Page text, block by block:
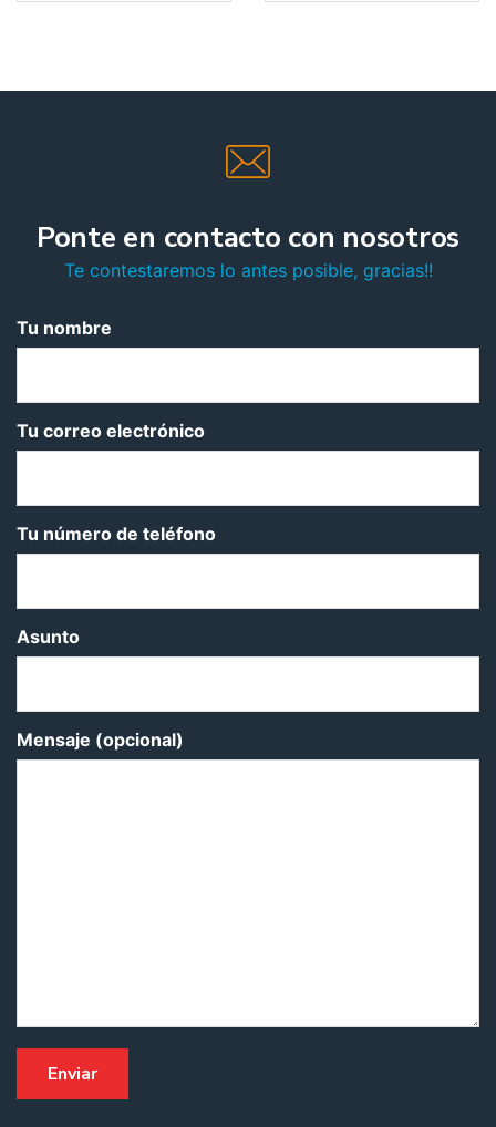
Ponte en contacto con nosotros
Te contestaremos lo antes posible, gracias!!
Tu nombre
Tu correo electrónico
Tu número de teléfono
Asunto
Mensaje (opcional)